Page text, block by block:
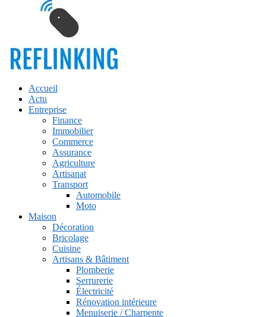
Accueil
Actu
Entreprise
Finance
Immobilier
Commerce
Assurance
Agriculture
Artisanat
Transport
Automobile
Moto
Maison
Décoration
Bricolage
Cuisine
Artisans & Bâtiment
Plomberie
Serrurerie
Électricité
Rénovation intérieure
Menuiserie / Charpente